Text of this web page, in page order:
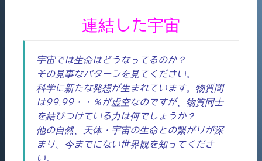
連結した宇宙
宇宙では生命はどうなってるのか？
その見事なパターンを見てください。
科学に新たな発想が生まれています。物質間
は99.99・・％が虚空なのですが、物質同士
を結びつけている力は何でしょうか？
他の自然、天体・宇宙の生命との繋がりが深
まり、今までにない世界観を知ってくださ
い。